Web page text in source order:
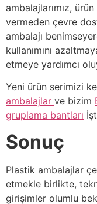
ambalajlarımız,
vermeden çevre
ambalajı
kullanımını
etmeye yardımcı
Yeni ürün serimizi
ambalajlar ve bizim
gruplama bantları
Sonuç
Plastik ambalajlar
etmekle birlikte,
girişimler olumlu